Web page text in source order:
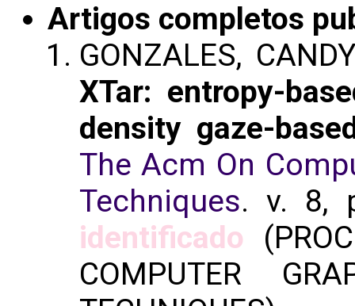
Artigos completos
GONZALES,
XTar: entropy-
density gaze-
The Acm On
Techniques. v. 8,
identificado
COMPUTER